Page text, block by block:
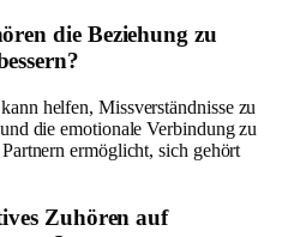
die Beziehung zu
helfen, Missverständnisse zu
die emotionale Verbindung zu
ermöglicht, sich gehört
Zuhören auf